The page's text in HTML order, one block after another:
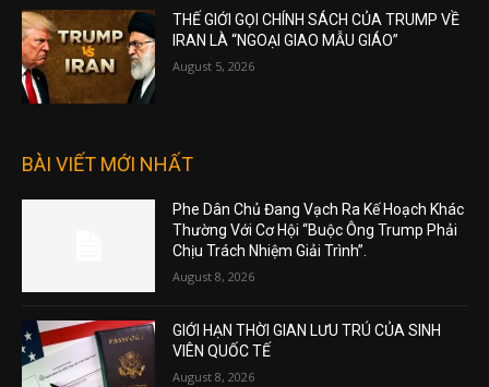
THẾ GIỚI GỌI CHÍNH SÁCH CỦA TRUMP VỀ
IRAN LÀ “NGOẠI GIAO MẪU GIÁO”
August 5, 2026
BÀI VIẾT MỚI NHẤT
Phe Dân Chủ Đang Vạch Ra Kế Hoạch Khác
Thường Với Cơ Hội “Buộc Ông Trump Phải
Chịu Trách Nhiệm Giải Trình”.
August 8, 2026
GIỚI HẠN THỜI GIAN LƯU TRÚ CỦA SINH
VIÊN QUỐC TẾ
August 8, 2026